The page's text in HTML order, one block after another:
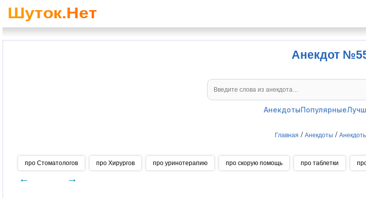
Анекдот
АнекдотыПопулярные
Главная / Анекдоты /
про Стоматологов про Хирургов про уринотерапию про скорую помощь про таблетки
← →